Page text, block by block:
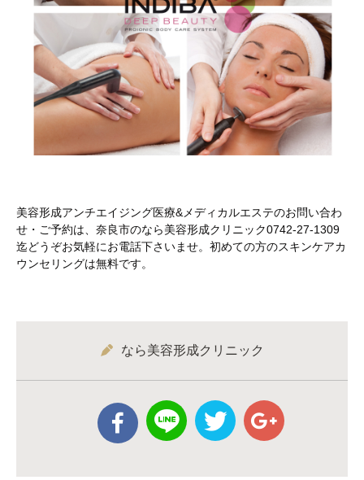
美容形成アンチエイジング医療&メディカルエステのお問い合わ
せ・ご予約は、奈良市のなら美容形成クリニック0742-27-1309
迄どうぞお気軽にお電話下さいませ。初めての方のスキンケアカ
ウンセリングは無料です。
なら美容形成クリニック